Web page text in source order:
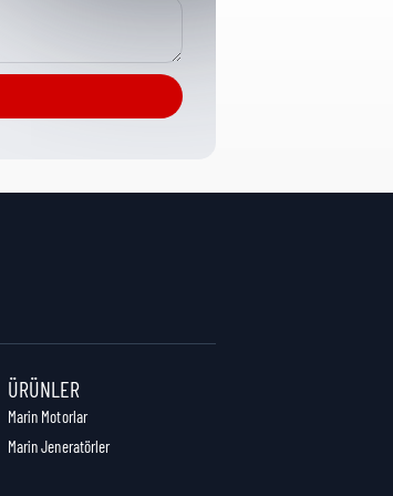
Repair
ÜRÜNLER
Marin Motorlar
Marin Jeneratörler